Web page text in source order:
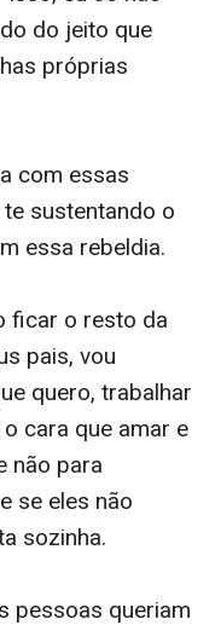
do jeito que
próprias
com essas
sustentando o
essa rebeldia.
ficar o resto da
pais, vou
quero, trabalhar
cara que amar e
não para
se eles não
sozinha.
pessoas queriam